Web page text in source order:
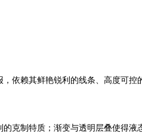
依赖其鲜艳锐利的线条、高度可控
克制特质；渐变与透明层叠使得液